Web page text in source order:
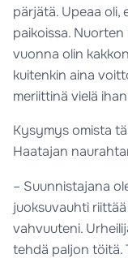
pärjätä. Upeaa oli,
paikoissa.
vuonna olin
kuitenkin aina
meriittinä vielä
Kysymys omista
Haatajan
– Suunnistajana
juoksuvauhti
vahvuuteni.
tehdä paljon töitä.